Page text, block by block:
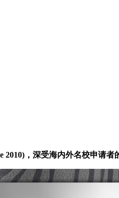
2010)，深受海内外名校申请